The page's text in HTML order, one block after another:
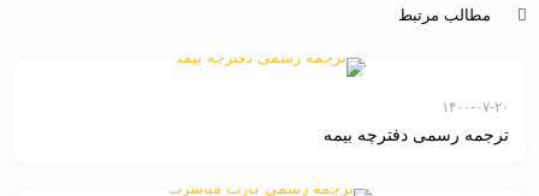
مطالب مرتبط
۱۴۰۰-۰۷-۲۰
ترجمه رسمی دفترچه بیمه